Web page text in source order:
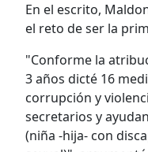
En el escrito,
el reto de ser la
"Conforme la
3 años dicté 16
corrupción y
secretarios y
(niña -hija- con